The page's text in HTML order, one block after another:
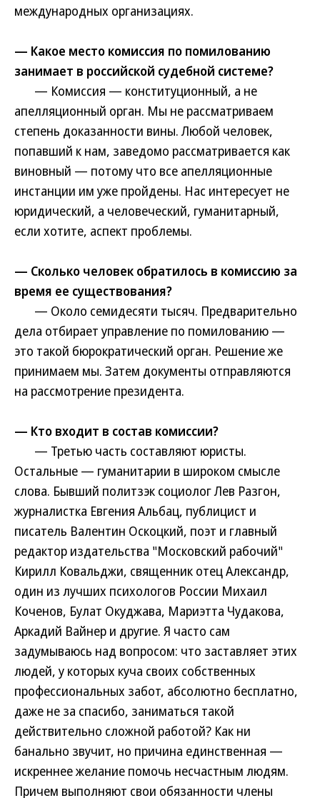
международных организациях.
— Какое место комиссия по помилованию
занимает в российской судебной системе?
— Комиссия — конституционный, а не
апелляционный орган. Мы не рассматриваем
степень доказанности вины. Любой человек,
попавший к нам, заведомо рассматривается как
виновный — потому что все апелляционные
инстанции им уже пройдены. Нас интересует не
юридический, а человеческий, гуманитарный,
если хотите, аспект проблемы.
— Сколько человек обратилось в комиссию за
время ее существования?
— Около семидесяти тысяч. Предварительно
дела отбирает управление по помилованию —
это такой бюрократический орган. Решение же
принимаем мы. Затем документы отправляются
на рассмотрение президента.
— Кто входит в состав комиссии?
— Третью часть составляют юристы.
Остальные — гуманитарии в широком смысле
слова. Бывший политзэк социолог Лев Разгон,
журналистка Евгения Альбац, публицист и
писатель Валентин Оскоцкий, поэт и главный
редактор издательства "Московский рабочий"
Кирилл Ковальджи, священник отец Александр,
один из лучших психологов России Михаил
Коченов, Булат Окуджава, Мариэтта Чудакова,
Аркадий Вайнер и другие. Я часто сам
задумываюсь над вопросом: что заставляет этих
людей, у которых куча своих собственных
профессиональных забот, абсолютно бесплатно,
даже не за спасибо, заниматься такой
действительно сложной работой? Как ни
банально звучит, но причина единственная —
искреннее желание помочь несчастным людям.
Причем выполняют свои обязанности члены